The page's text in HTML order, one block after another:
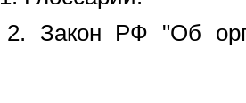
Закон РФ "Об